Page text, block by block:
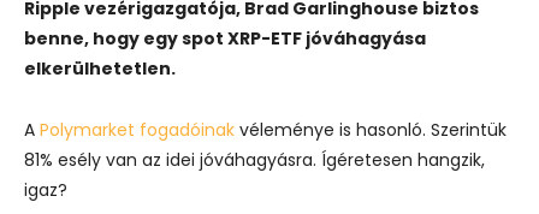
Ripple vezérigazgatója, Brad Garlinghouse biztos
benne, hogy egy spot XRP-ETF jóváhagyása
elkerülhetetlen.
A Polymarket fogadóinak véleménye is hasonló. Szerintük
81% esély van az idei jóváhagyásra. Ígéretesen hangzik,
igaz?